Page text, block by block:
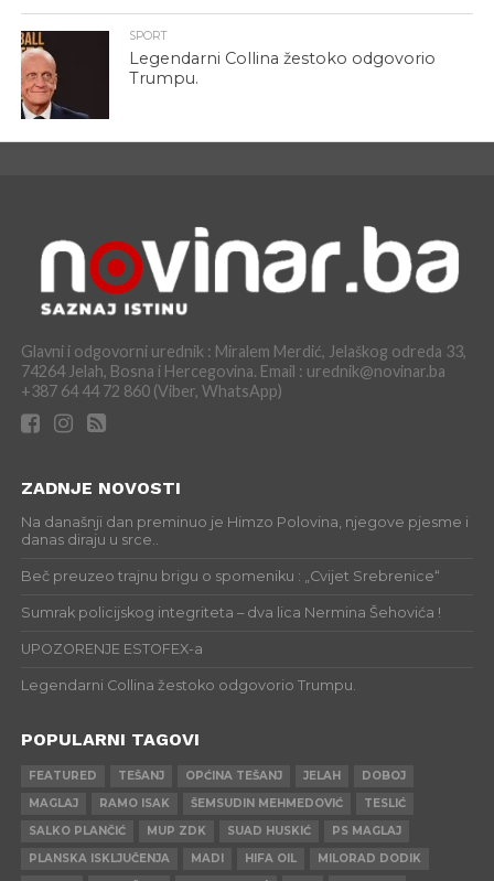
SPORT
Legendarni Collina žestoko odgovorio
Trumpu.
Glavni i odgovorni urednik : Miralem Merdić, Jelaškog odreda 33,
74264 Jelah, Bosna i Hercegovina. Email : urednik@novinar.ba
+387 64 44 72 860 (Viber, WhatsApp)
ZADNJE NOVOSTI
Na današnji dan preminuo je Himzo Polovina, njegove pjesme i
danas diraju u srce..
Beč preuzeo trajnu brigu o spomeniku : „Cvijet Srebrenice“
Sumrak policijskog integriteta – dva lica Nermina Šehovića !
UPOZORENJE ESTOFEX-a
Legendarni Collina žestoko odgovorio Trumpu.
POPULARNI TAGOVI
FEATURED TEŠANJ OPĆINA TEŠANJ JELAH
DOBOJ
MAGLAJ
RAMO ISAK ŠEMSUDIN MEHMEDOVIĆ
TESLIĆ
SALKO PLANČIĆ
MUP ZDK SUAD HUSKIĆ
PS MAGLAJ
PLANSKA ISKLJUČENJA
MADI HIFA OIL
MILORAD DODIK